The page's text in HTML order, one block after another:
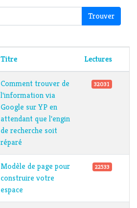
Titre Lectures
Comment trouver de
l'information via
Google sur YP en
attendant que l'engin
de recherche soit
réparé
32031
Modèle de page pour
construire votre
espace
22533